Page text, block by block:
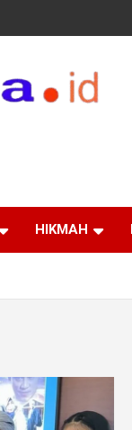
HIKMAH